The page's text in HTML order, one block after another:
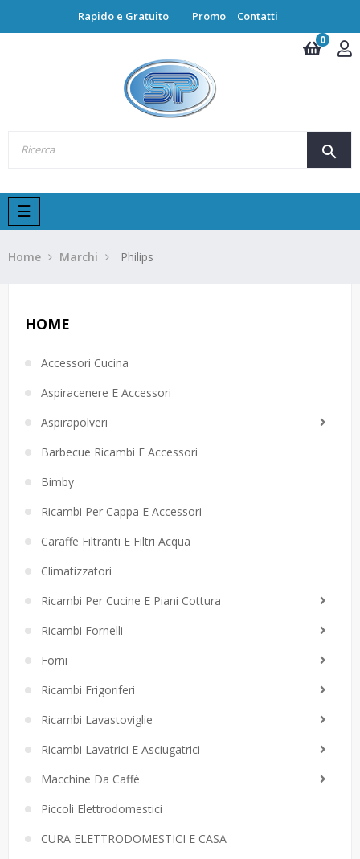
Rapido e Gratuito Promo Contatti
search
0
navigazione
Toggle
☰
Home Marchi Philips
HOME
Accessori Cucina
Aspiracenere E Accessori
Aspirapolveri
Barbecue Ricambi E Accessori
Bimby
Ricambi Per Cappa E Accessori
Caraffe Filtranti E Filtri Acqua
Climatizzatori
Ricambi Per Cucine E Piani Cottura
Ricambi Fornelli
Forni
Ricambi Frigoriferi
Ricambi Lavastoviglie
Ricambi Lavatrici E Asciugatrici
Macchine Da Caffè
Piccoli Elettrodomestici
CURA ELETTRODOMESTICI E CASA